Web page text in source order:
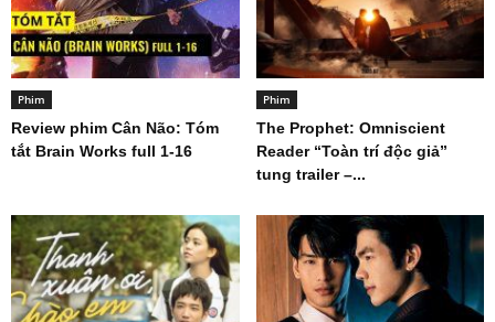
Phim
Review phim Cân Não: Tóm
tắt Brain Works full 1-16
Phim
The Prophet: Omniscient
Reader “Toàn trí độc giả”
tung trailer –...